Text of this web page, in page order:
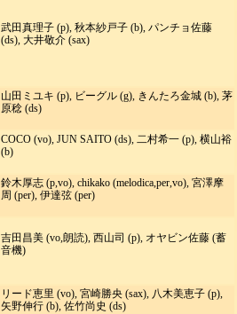
武田真理子 (p), 秋本紗戸子 (b), パンチョ佐藤
(ds), 大井敬介 (sax)
山田ミユキ (p), ビーグル (g), きんたろ金城 (b), 茅
原稔 (ds)
COCO (vo), JUN SAITO (ds), 二村希一 (p), 横山裕
(b)
鈴木厚志 (p,vo), chikako (melodica,per,vo), 宮澤摩
周 (per), 伊達弦 (per)
吉田昌美 (vo,朗読), 西山司 (p), オヤビン佐藤 (蓄
音機)
リード恵里 (vo), 宮崎勝央 (sax), 八木美恵子 (p),
矢野伸行 (b), 佐竹尚史 (ds)